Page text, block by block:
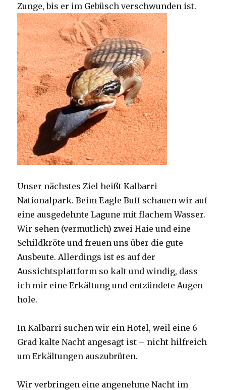
Zunge, bis er im Gebüsch verschwunden ist.
Unser nächstes Ziel heißt Kalbarri
Nationalpark. Beim Eagle Buff schauen wir auf
eine ausgedehnte Lagune mit flachem Wasser.
Wir sehen (vermutlich) zwei Haie und eine
Schildkröte und freuen uns über die gute
Ausbeute. Allerdings ist es auf der
Aussichtsplattform so kalt und windig, dass
ich mir eine Erkältung und entzündete Augen
hole.
In Kalbarri suchen wir ein Hotel, weil eine 6
Grad kalte Nacht angesagt ist – nicht hilfreich
um Erkältungen auszubrüten.
Wir verbringen eine angenehme Nacht im